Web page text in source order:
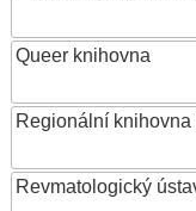
Queer knihovna
Regionální knihovna
Revmatologický